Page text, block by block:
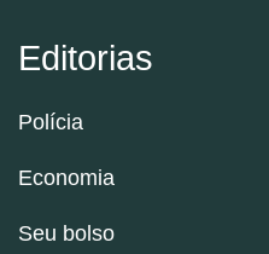
Editorias
Polícia
Economia
Seu bolso